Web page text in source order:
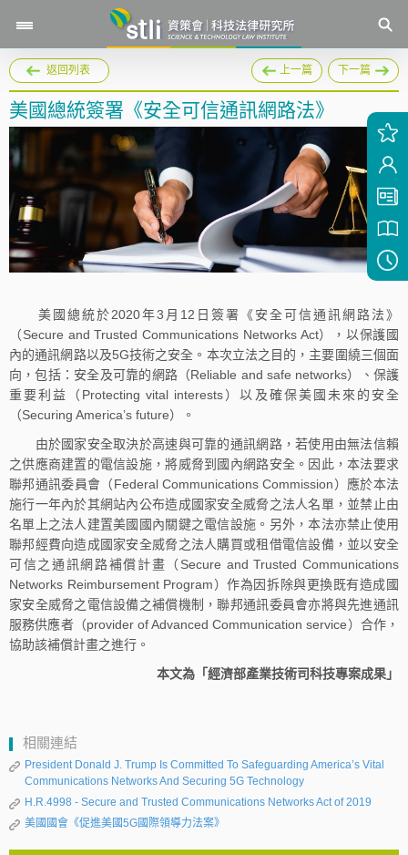
返回列表 上一篇 下一篇
美國總統簽署《安全可信通訊網路法》
美國總統於2020年3月12日簽署《安全可信通訊網路法》
（Secure and Trusted Communications Networks Act），以保護國
內的通訊網路以及5G技術之安全。本次立法之目的，主要圍繞三個面
向，包括：安全及可靠的網路（Reliable and safe networks）、保護
重要利益（Protecting vital interests）以及確保美國未來的安全
（Securing America’s future）。
由於國家安全取決於高速與可靠的通訊網路，若使用由無法信賴
之供應商建置的電信設施，將威脅到國內網路安全。因此，本法要求
聯邦通訊委員會（Federal Communications Commission）應於本法
施行一年內於其網站內公布造成國家安全威脅之法人名單，並禁止由
名單上之法人建置美國國內關鍵之電信設施。另外，本法亦禁止使用
聯邦經費向造成國家安全威脅之法人購買或租借電信設備，並以安全
可信之通訊網路補償計畫（Secure and Trusted Communications
Networks Reimbursement Program）作為因拆除與更換既有造成國
家安全威脅之電信設備之補償機制，聯邦通訊委員會亦將與先進通訊
服務供應者（provider of Advanced Communication service）合作，
協助該補償計畫之進行。
本文為「經濟部產業技術司科技專案成果」
相關連結
President Donald J. Trump Is Committed To Safeguarding America’s Vital
Communications Networks And Securing 5G Technology
H.R.4998 - Secure and Trusted Communications Networks Act of 2019
美國國會《促進美國5G國際領導力法案》